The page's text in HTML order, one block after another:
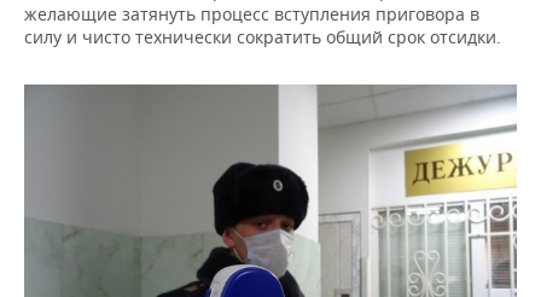
желающие затянуть процесс вступления приговора в
силу и чисто технически сократить общий срок отсидки.